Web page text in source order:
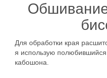
Для обработки края
я использую
кабошона.